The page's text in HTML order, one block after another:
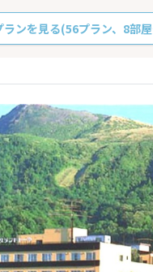
ランを見る(56プラン、8部